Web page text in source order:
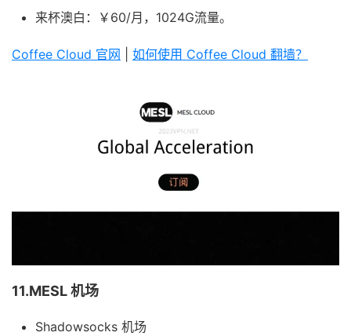
来杯澳白：￥60/月，1024G流量。
Coffee Cloud 官网 如何使用 Coffee Cloud 翻墙？
11.MESL 机场
Shadowsocks 机场